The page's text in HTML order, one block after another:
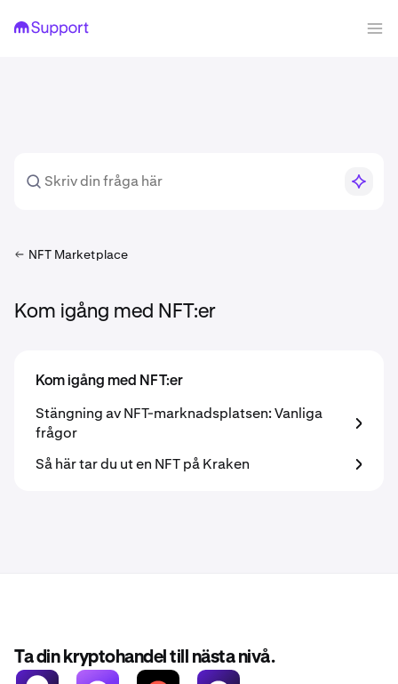
NFT Marketplace
Kom igång med NFT:er
Kom igång med NFT:er
Stängning av NFT-marknadsplatsen: Vanliga
frågor
Så här tar du ut en NFT på Kraken
Ta din kryptohandel till nästa nivå.